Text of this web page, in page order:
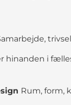
hinanden i
Rum, form,